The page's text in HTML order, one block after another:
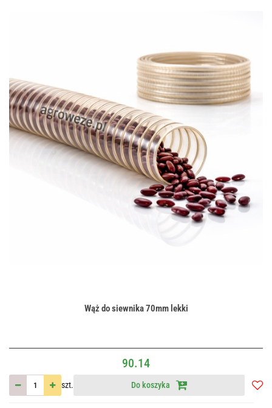
Wąż do siewnika 70mm lekki
90.14
szt. Do koszyka